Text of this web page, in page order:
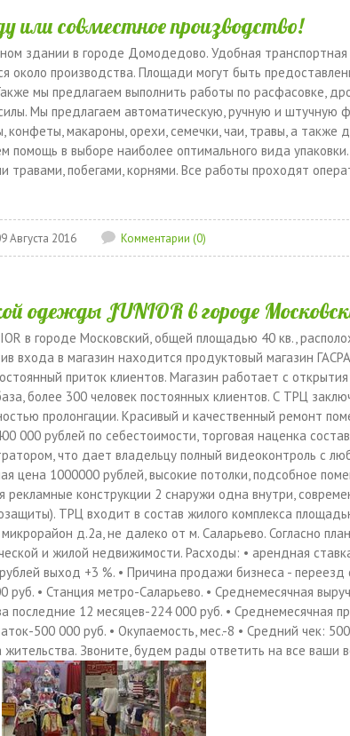
или совместное производство!
здании в городе Домодедово. Удобная
около производства. Площади могут быть
мы предлагаем выполнить работы по расфасовке,
Мы предлагаем автоматическую, ручную и штучную
конфеты, макароны, орехи, семечки, чаи, травы, а также
помощь в выборе наиболее оптимального вида
побегами, корнями. Все работы проходят
Августа 2016 Комментарии (0)
одежды JUNIOR в городе
в городе Московский, общей площадью 40 кв.,
входа в магазин находится продуктовый магазин
приток клиентов. Магазин работает с
более 300 человек постоянных клиентов. С ТРЦ
пролонгации. Красивый и качественный ремонт
000 рублей по себестоимости, торговая наценка
что дает владельцу полный видеоконтроль с
цена 1000000 рублей, высокие потолки, подсобное
конструкции 2 снаружи одна внутри,
ТРЦ входит в состав жилого комплекса
д.2а, не далеко от м. Саларьево. Согласно
и жилой недвижимости. Расходы: • арендная
выход +3 %. • Причина продажи бизнеса - переезд
• Станция метро-Саларьево. • Среднемесячная
последние 12 месяцев-224 000 руб. • Среднемесячная
500 000 руб. • Окупаемость, мес.-8 • Средний чек:
жительства. Звоните, будем рады ответить на все